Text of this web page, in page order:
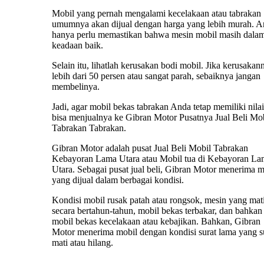
Mobil yang pernah mengalami kecelakaan atau tabrakan
umumnya akan dijual dengan harga yang lebih murah.
hanya perlu memastikan bahwa mesin mobil masih
keadaan baik.
Selain itu, lihatlah kerusakan bodi mobil. Jika
lebih dari 50 persen atau sangat parah, sebaiknya jangan
membelinya.
Jadi, agar mobil bekas tabrakan Anda tetap memiliki
bisa menjualnya ke Gibran Motor Pusatnya Jual Beli
Tabrakan Tabrakan.
Gibran Motor adalah pusat Jual Beli Mobil Tabrakan
Kebayoran Lama Utara atau Mobil tua di Kebayoran
Utara. Sebagai pusat jual beli, Gibran Motor menerima
yang dijual dalam berbagai kondisi.
Kondisi mobil rusak patah atau rongsok, mesin yang
secara bertahun-tahun, mobil bekas terbakar, dan bahkan
mobil bekas kecelakaan atau kebajikan. Bahkan, Gibran
Motor menerima mobil dengan kondisi surat lama yang
mati atau hilang.